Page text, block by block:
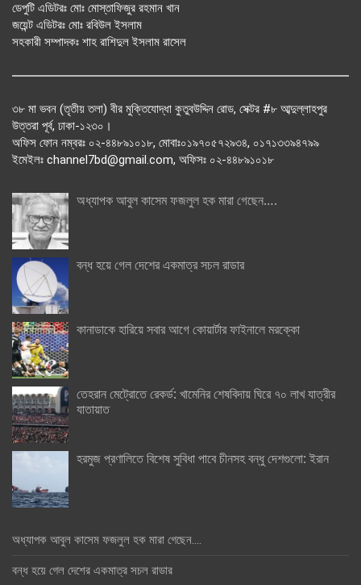
ডেপুটি এডিটরঃ মোঃ মোস্তাফিজুর রহমান খান
জয়েন্ট এডিটরঃ মোঃ রবিউল ইসলাম
সহকারী সম্পাদকঃ শাহ রাশিদুল ইসলাম রাসেল
৩৮ মা ভবন (তৃতীয় তলা) বীর মুক্তিযোদ্ধা কুতুবউদ্দিন রোড, সেক্টর #৮ আব্দুল্লাহপুর
উত্তরা পূর্ব, ঢাকা-১২৩০।
অফিস ফোন নম্বরঃ ০২-৪৪৮৯১০১৮, মোবাঃ০১৯৭০৫৭২৯৩৪, ০১৭১৩৩৯৪৭৯৯
ইমেইলঃ channel7bd@gmail.com, অফিসঃ ০২-৪৪৮৯১০১৮
অধ্যাপক আবুল কাসেম ফজলুল হক মারা গেছেন….
বন্ধ হয়ে গেল দেশের একমাত্র সচল রাডার
কানাডাকে হারিয়ে সবার আগে কোয়ার্টার ফাইনালে মরক্কো
তেহরান মেট্রোতে রেকর্ড: খামেনির শেষবিদায় ঘিরে ৭০ লাখ যাত্রীর
যাতায়াত
হরমুজ প্রণালিতে বিশেষ সুবিধা পাবে চীনসহ বন্ধু দেশগুলো: ইরান
অধ্যাপক আবুল কাসেম ফজলুল হক মারা গেছেন….
বন্ধ হয়ে গেল দেশের একমাত্র সচল রাডার